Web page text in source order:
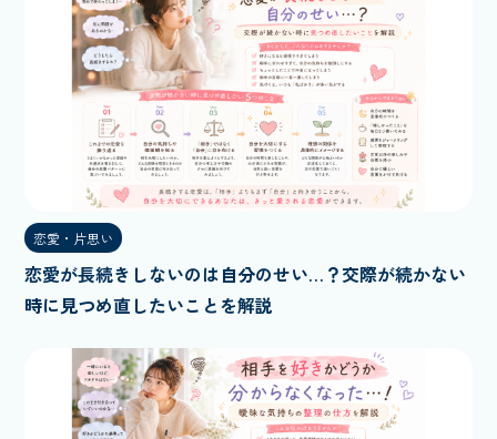
恋愛・片思い
恋愛が長続きしないのは自分のせい…？交際が続かない
時に見つめ直したいことを解説